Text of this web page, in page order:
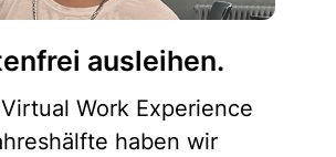
ausleihen.
Work Experience
haben wir